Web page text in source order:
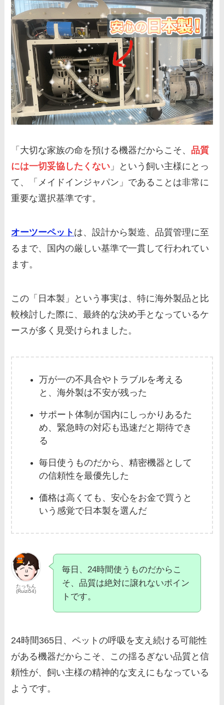
「大切な家族の命を預ける機器だからこそ、 品質
には一切妥協したくない 」という飼い主様にとっ
て、「メイドインジャパン」であることは非常に
重要な選択基準です。
オーツーペット は、設計から製造、品質管理に至
るまで、国内の厳しい基準で一貫して行われてい
ます。
この「日本製」という事実は、特に海外製品と比
較検討した際に、最終的な決め手となっているケ
ースが多く見受けられました。
万が一の不具合やトラブルを考える
と、海外製は不安が残った
サポート体制が国内にしっかりあるた
め、緊急時の対応も迅速だと期待でき
る
毎日使うものだから、精密機器として
の信頼性を最優先した
価格は高くても、安心をお金で買うと
いう感覚で日本製を選んだ
たっちん
(Ruizi54)
毎日、24時間使うものだからこ
そ、品質は絶対に譲れないポイン
トです。
24時間365日、ペットの呼吸を支え続ける可能性
がある機器だからこそ、この揺るぎない品質と信
頼性が、飼い主様の精神的な支えにもなっている
ようです。